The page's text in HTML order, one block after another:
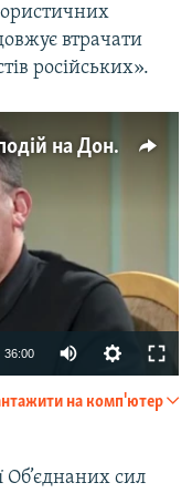
втрачати
російських».
Маємо 5 сценаріїв розвитку подій на Донбасі – Олексій Данілов
available
36:00
на комп'ютер
Об’єднаних сил